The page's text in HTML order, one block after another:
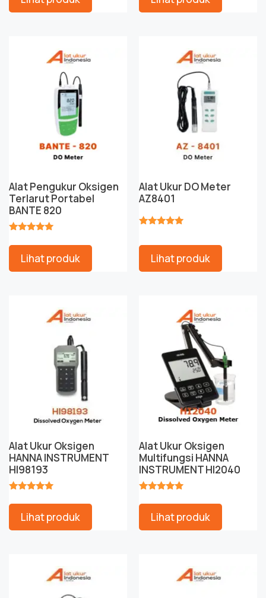
Alat Pengukur Oksigen
Terlarut Portabel
BANTE 820
Lihat produk
Alat Ukur DO Meter
AZ8401
Lihat produk
Alat Ukur Oksigen
HANNA INSTRUMENT
HI98193
Lihat produk
Alat Ukur Oksigen
Multifungsi HANNA
INSTRUMENT HI2040
Lihat produk